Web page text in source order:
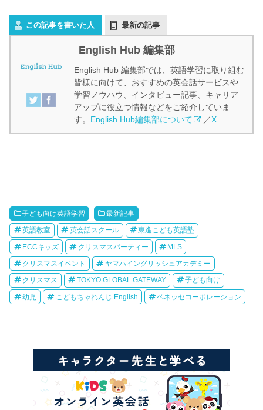
この記事を書いた人 最新の記事
English Hub 編集部
English Hub 編集部では、英語学習に取り組む
皆様に向けて、おすすめの英会話サービスや
学習ノウハウ、インタビュー記事、キャリア
アップに役立つ情報などをご紹介していま
す。 English Hub編集部について ／X
子ども向け英語学習 最新記事
英語教室 英会話スクール 東進こども英語塾
ECCキッズ クリスマスパーティー MLS
クリスマスイベント ヤマハイングリッシュアカデミー
クリスマス TOKYO GLOBAL GATEWAY 子ども向け
幼児 こどもちゃれんじ English ベネッセコーポレーション